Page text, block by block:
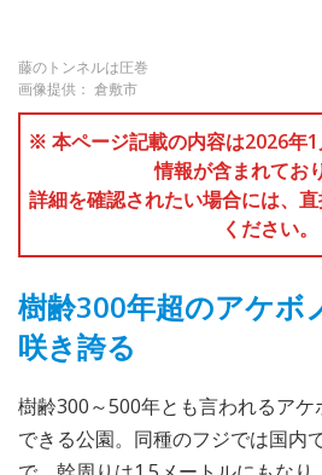
藤のトンネルは圧巻
画像提供： 倉敷市
※ 本ページ記載の内容は2026年
情報が含まれてお
詳細を確認されたい場合には、
ください。
樹齢300年超のアケボ
咲き誇る
樹齢300～500年とも言われるア
できる公園。同種のフジでは国内